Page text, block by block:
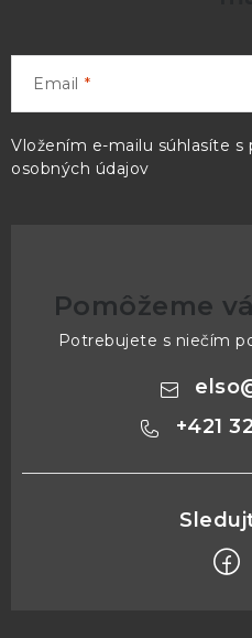
Email
Vložením e-mailu súhlasíte s
osobných údajov
Pomôžeme
Potrebujete s niečím
elso
+421